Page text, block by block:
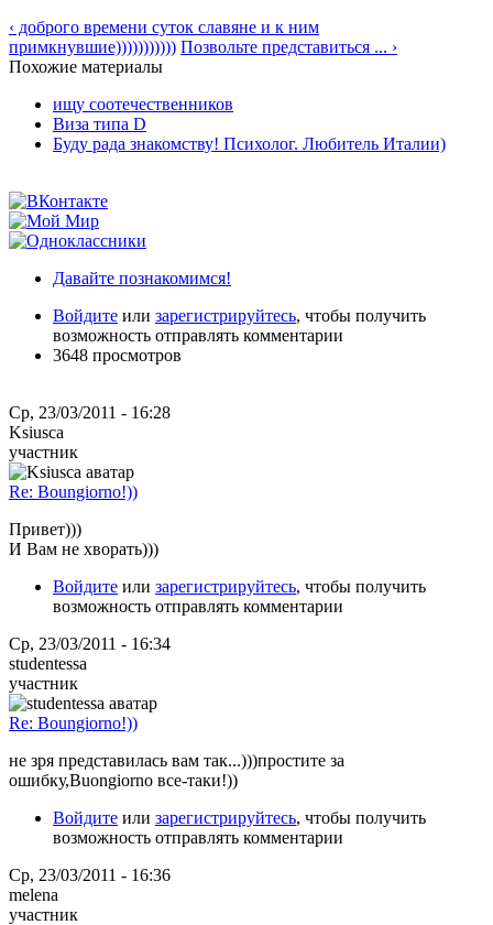
‹ доброго времени суток славяне и к ним
примкнувшие))))))))))) Позвольте представиться ... ›
Похожие материалы
ищу соотечественников
Виза типа D
Буду рада знакомству! Психолог. Любитель Италии)
Давайте познакомимся!
Войдите или зарегистрируйтесь, чтобы получить
возможность отправлять комментарии
3648 просмотров
Ср, 23/03/2011 - 16:28
Ksiusca
участник
Re: Boungiorno!))
Привет)))
И Вам не хворать)))
Войдите или зарегистрируйтесь, чтобы получить
возможность отправлять комментарии
Ср, 23/03/2011 - 16:34
studentessa
участник
Re: Boungiorno!))
не зря представилась вам так...)))простите за
ошибку,Buongiorno все-таки!))
Войдите или зарегистрируйтесь, чтобы получить
возможность отправлять комментарии
Ср, 23/03/2011 - 16:36
melena
участник